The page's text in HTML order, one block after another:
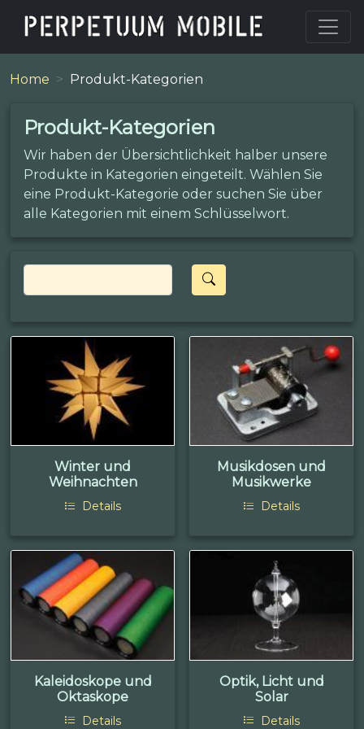
Home Produkt-Kategorien
Produkt-Kategorien
Wir haben der Übersichtlichkeit halber unsere
Produkte in Kategorien eingeteilt. Wählen Sie
eine Produkt-Kategorie oder suchen Sie über
alle Kategorien mit einem Schlüsselwort.
Winter und
Weihnachten
Details
Musikdosen und
Musikwerke
Details
Kaleidoskope und
Oktaskope
Details
Optik, Licht und
Solar
Details